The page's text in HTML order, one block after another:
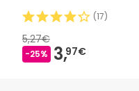
(17)
5,27€
-25% 3,97€